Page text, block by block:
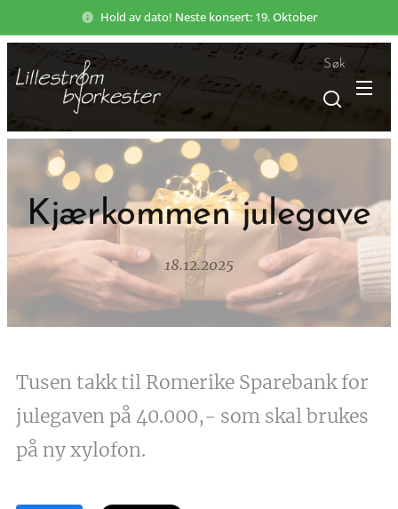
Hold av dato! Neste konsert: 19. Oktober
Søk
Kjærkommen julegave
18.12.2025
Tusen takk til Romerike Sparebank for
julegaven på 40.000,- som skal brukes
på ny xylofon.